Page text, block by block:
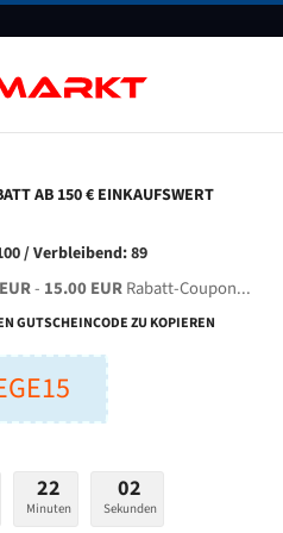
BLOG KONTAKT
4235 / 65 L für 4980 mm Bi-
(mm):
AB 150 € EINKAUFSWERT
/ Verbleibend: 89
- 15.00 EURRabatt-Coupon...
GUTSCHEINCODE ZU KOPIEREN
22
Minuten
01
Sekunden